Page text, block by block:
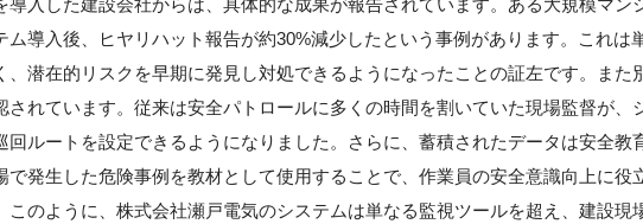
入した建設会社からは、具体的な成果が報告されています。ある大規模マン
ム導入後、ヒヤリハット報告が約30%減少したという事例があります。これは
潜在的リスクを早期に発見し対処できるようになったことの証左です。また
れています。従来は安全パトロールに多くの時間を割いていた現場監督が、
回ルートを設定できるようになりました。さらに、蓄積されたデータは安全教
で発生した危険事例を教材として使用することで、作業員の安全意識向上に役
のように、株式会社瀬戸電気のシステムは単なる監視ツールを超え、建設現